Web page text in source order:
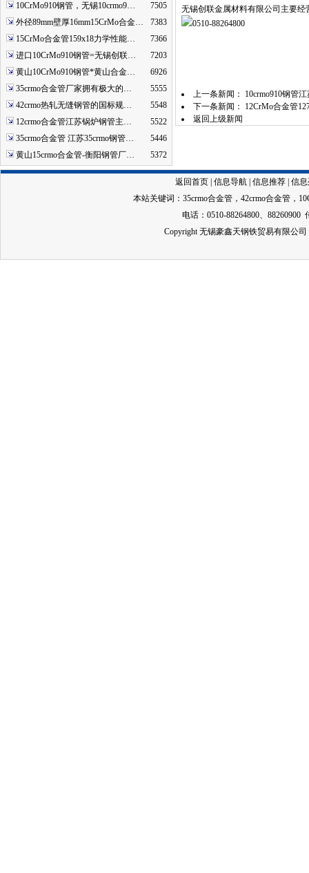
10CrMo910钢管，无锡10crmo9…
7505
外径89mm壁厚16mm15CrMo合金…
7383
15CrMo合金管159x18力学性能…
7366
进口10CrMo910钢管=无锡创联…
7203
黄山10CrMo910钢管*黄山合金…
6926
35crmo合金管厂家拥有极大的…
5555
42crmo热轧无缝钢管的国标规…
5548
12crmo合金管江苏锅炉钢管主…
5522
35crmo合金管 江苏35crmo钢管…
5446
黄山15crmo合金管-衡阳钢管厂…
5372
无锡创联金属材料有限公司主要经
0510-88264800
上一条新闻：
10crmo910钢管
下一条新闻：
12CrMo合金管
返回上级新闻
返回首页 信息导航 信息推荐 信
本站关键词： 35crmo合金管 ， 42crmo合金管 ，
电话：0510-88264800、88260900
Copyright 无锡豪鑫天钢铁贸易有限公